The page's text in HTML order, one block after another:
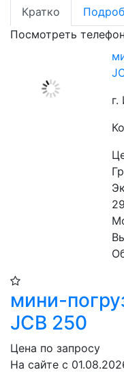
Кратко
Посмотреть телефон
мини-
JCB 250
Цена по запросу
На сайте с